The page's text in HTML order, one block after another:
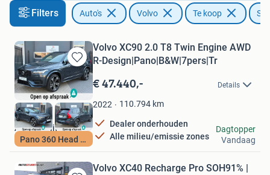
Filters Auto's Volvo Te koop
Bewaren
in
Mijn
Favorieten
Pano 360 Head up
Volvo XC90 2.0 T8 Twin Engine AWD
R-Design|Pano|B&W|7pers|Tr
€ 47.440,- Details
2022 110.794 km
Dealer onderhouden
Alle milieu/emissie zones
Autobedrijf S.A.E.
Dordrecht
Dagtopper
Vandaag
Volvo XC40 Recharge Pro SOH91% |